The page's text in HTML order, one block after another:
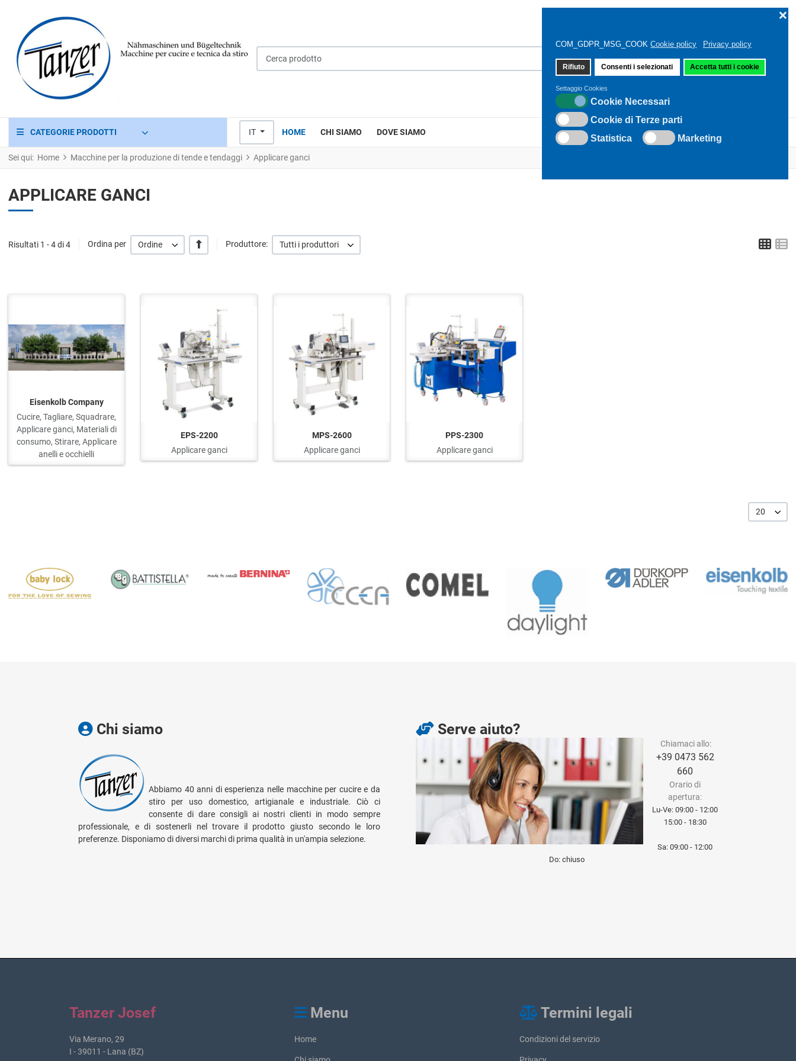
COM_GDPR_MSG_COOK Cookie policy Privacy policy
Rifiuto Consenti i selezionati Accetta tutti i cookie
❌
Settaggio Cookies
Cookie Necessari
Cookie di Terze parti
Statistica
Marketing
CATEGORIE PRODOTTI IT HOME CHI SIAMO DOVE SIAMO
Sei qui: Home Macchine per la produzione di tende e tendaggi Applicare ganci
APPLICARE GANCI
Risultati 1 - 4 di 4 Ordina per Ordine +/- Produttore: Tutti i produttori Grid
Eisenkolb Company
Cucire, Tagliare, Squadrare,
Applicare ganci, Materiali di
consumo, Stirare, Applicare
anelli e occhielli
EPS-2200
Applicare ganci
MPS-2600
Applicare ganci
PPS-2300
Applicare ganci
20
Chi siamo
Abbiamo 40 anni di esperienza nelle macchine per cucire e da
stiro per uso domestico, artigianale e industriale. Ciò ci
consente di dare consigli ai nostri clienti in modo sempre
professionale, e di sostenerli nel trovare il prodotto giusto secondo le loro
preferenze. Disponiamo di diversi marchi di prima qualità in un'ampia selezione.
Serve aiuto?
Chiamaci allo:
+39 0473 562
660
Orario di
apertura:
Lu-Ve: 09:00 - 12:00
15:00 - 18:30
Sa: 09:00 - 12:00
Do: chiuso
Tanzer Josef
Via Merano, 29
I - 39011 - Lana (BZ)
Menu
Home
Termini legali
Condizioni del servizio